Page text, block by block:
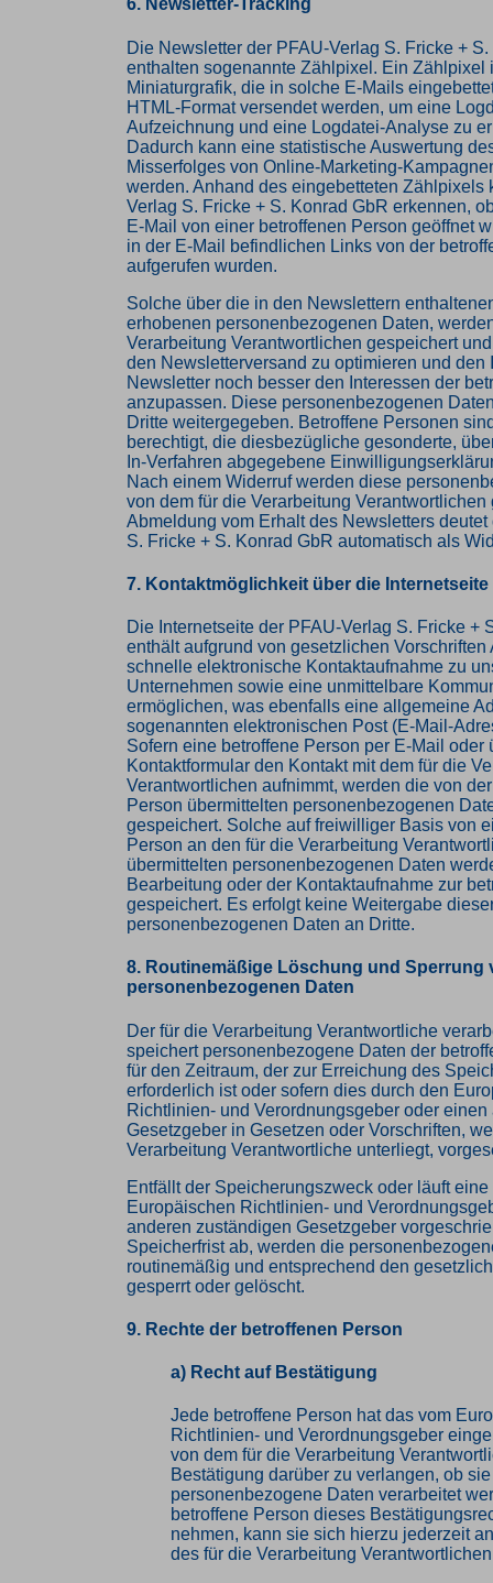
6. Newsletter-Tracking
Die Newsletter der PFAU-Verlag S. Fricke +
enthalten sogenannte Zählpixel. Ein Zählpixel
Miniaturgrafik, die in solche E-Mails
HTML-Format versendet werden, um eine
Aufzeichnung und eine Logdatei-Analyse zu
Dadurch kann eine statistische Auswertung
Misserfolges von Online-Marketing-
werden. Anhand des eingebetteten Zählpixels
Verlag S. Fricke + S. Konrad GbR erkennen,
E-Mail von einer betroffenen Person geöffnet
in der E-Mail befindlichen Links von der
aufgerufen wurden.
Solche über die in den Newslettern
erhobenen personenbezogenen Daten,
Verarbeitung Verantwortlichen gespeichert
den Newsletterversand zu optimieren und den
Newsletter noch besser den Interessen der
anzupassen. Diese personenbezogenen
Dritte weitergegeben. Betroffene Personen
berechtigt, die diesbezügliche gesonderte,
In-Verfahren abgegebene
Nach einem Widerruf werden diese
von dem für die Verarbeitung Verantwortlichen
Abmeldung vom Erhalt des Newsletters
S. Fricke + S. Konrad GbR automatisch als
7. Kontaktmöglichkeit über die Internetseite
Die Internetseite der PFAU-Verlag S. Fricke +
enthält aufgrund von gesetzlichen
schnelle elektronische Kontaktaufnahme zu
Unternehmen sowie eine unmittelbare
ermöglichen, was ebenfalls eine allgemeine
sogenannten elektronischen Post (E-Mail-
Sofern eine betroffene Person per E-Mail oder
Kontaktformular den Kontakt mit dem für die
Verantwortlichen aufnimmt, werden die von
Person übermittelten personenbezogenen
gespeichert. Solche auf freiwilliger Basis von
Person an den für die Verarbeitung
übermittelten personenbezogenen Daten
Bearbeitung oder der Kontaktaufnahme zur
gespeichert. Es erfolgt keine Weitergabe
personenbezogenen Daten an Dritte.
8. Routinemäßige Löschung und Sperrung
personenbezogenen Daten
Der für die Verarbeitung Verantwortliche
speichert personenbezogene Daten der
für den Zeitraum, der zur Erreichung des
erforderlich ist oder sofern dies durch den
Richtlinien- und Verordnungsgeber oder einen
Gesetzgeber in Gesetzen oder Vorschriften,
Verarbeitung Verantwortliche unterliegt,
Entfällt der Speicherungszweck oder läuft eine
Europäischen Richtlinien- und
anderen zuständigen Gesetzgeber
Speicherfrist ab, werden die
routinemäßig und entsprechend den
gesperrt oder gelöscht.
9. Rechte der betroffenen Person
a) Recht auf Bestätigung
Jede betroffene Person hat das vom
Richtlinien- und Verordnungsgeber
von dem für die Verarbeitung
Bestätigung darüber zu verlangen, ob
personenbezogene Daten verarbeitet
betroffene Person dieses
nehmen, kann sie sich hierzu jederzeit
des für die Verarbeitung